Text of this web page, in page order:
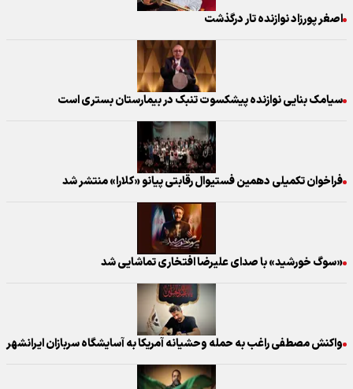
اصغر پورزاد نوازنده تار درگذشت
سیامک بنایی نوازنده پیشکسوت تنبک در بیمارستان بستری است
فراخوان تکمیلی دهمین فستیوال رقابتی پیانو «کلارا» منتشر شد
«سوگ خورشید» با صدای علیرضا افتخاری تماشایی شد
واکنش مصطفی راغب به حمله‌ وحشیانه‌ آمریکا به آسایشگاه سربازان ایرانشهر